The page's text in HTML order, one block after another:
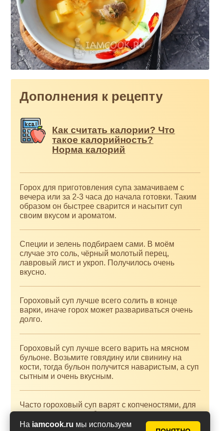
На iamcook.ru мы используем
Дополнения к рецепту
Как считать калории? Что
такое калорийность?
Норма калорий
Горох для приготовления супа замачиваем с
вечера или за 2-3 часа до начала готовки. Таким
образом он быстрее сварится и насытит суп
своим вкусом и ароматом.
Специи и зелень подбираем сами. В моём
случае это соль, чёрный молотый перец,
лавровый лист и укроп. Получилось очень
вкусно.
Гороховый суп лучше всего солить в конце
варки, иначе горох может развариваться очень
долго.
Гороховый суп лучше всего варить на мясном
бульоне. Возьмите говядину или свинину на
кости, тогда бульон получится наваристым, а суп
сытным и очень вкусным.
Часто гороховый суп варят с копченостями, для
придания готовому блюду приятного аромата.
Лучше всего для горохового супа с